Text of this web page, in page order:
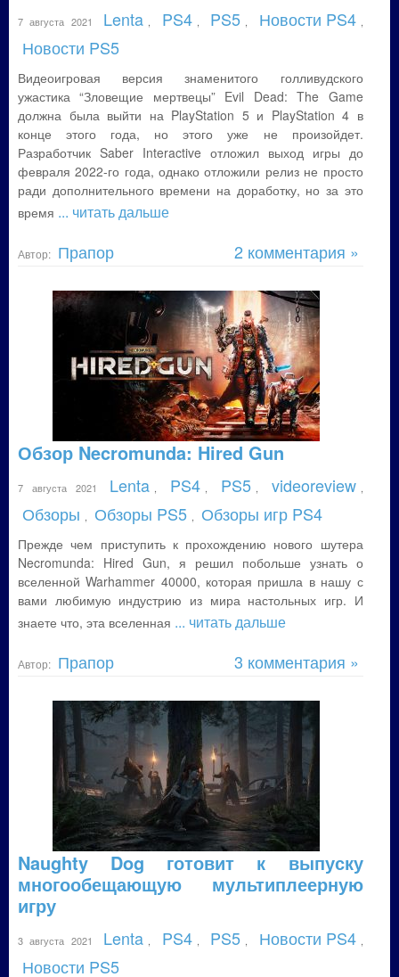
7 августа 2021 Lenta PS4 PS5 Новости PS4
Новости PS5
Видеоигровая версия знаменитого голливудского
ужастика “Зловещие мертвецы” Evil Dead: The Game
должна была выйти на PlayStation 5 и PlayStation 4 в
конце этого года, но этого уже не произойдет.
Разработчик Saber Interactive отложил выход игры до
февраля 2022-го года, однако отложили релиз не просто
ради дополнительного времени на доработку, но за это
время ... читать дальше
Автор: Прапор 2 комментария »
Обзор Necromunda: Hired Gun
7 августа 2021 Lenta PS4 PS5 videoreview
Обзоры Обзоры PS5 Обзоры игр PS4
Прежде чем приступить к прохождению нового шутера
Necromunda: Hired Gun, я решил побольше узнать о
вселенной Warhammer 40000, которая пришла в нашу с
вами любимую индустрию из мира настольных игр. И
знаете что, эта вселенная ... читать дальше
Автор: Прапор 3 комментария »
Naughty Dog готовит к выпуску
многообещающую мультиплеерную
игру
3 августа 2021 Lenta PS4 PS5 Новости PS4
Новости PS5